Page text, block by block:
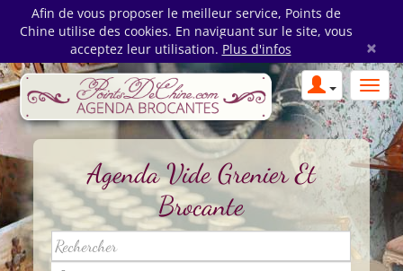
Afin de vous proposer le meilleur service, Points de
Chine utilise des cookies. En naviguant sur le site, vous
acceptez leur utilisation. Plus d'infos ×
Agenda Vide Grenier Et
Brocante